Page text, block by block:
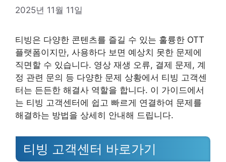
2025년 11월 11일
티빙은 다양한 콘텐츠를 즐길 수 있는 훌륭한 OTT
플랫폼이지만, 사용하다 보면 예상치 못한 문제에
직면할 수 있습니다. 영상 재생 오류, 결제 문제, 계
정 관련 문의 등 다양한 문제 상황에서 티빙 고객센
터는 든든한 해결사 역할을 합니다. 이 가이드에서
는 티빙 고객센터에 쉽고 빠르게 연결하여 문제를
해결하는 방법을 상세히 안내해 드립니다.
티빙 고객센터 바로가기